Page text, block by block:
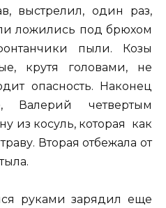
выстрелил, один раз,
ложились под брюхом
пыли. Козы
крутя головами, не
опасность. Наконец
Валерий четвертым
из косуль, которая как
Вторая отбежала от
руками зарядил еще